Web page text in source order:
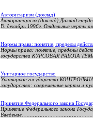
Авторитаризм (доклад)
Авторитаризм (доклад) Доклад
В. декабрь 1996г. Отдельные черты
Нормы права: понятие, пределы
Нормы права: понятие, пределы
государства КУРСОВАЯ РАБОТА
Унитарное государство
Унитарное государство
государство: современные черты и
Принятие Федерального закона
Принятие Федерального закона